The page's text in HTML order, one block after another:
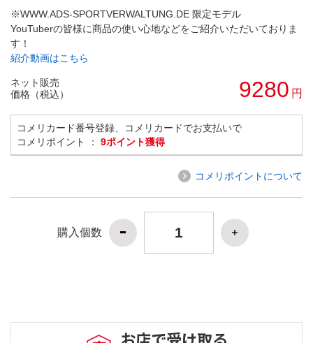
※WWW.ADS-SPORTVERWALTUNG.DE 限定モデル
YouTuberの皆様に商品の使い心地などをご紹介いただいておりま
す！
紹介動画はこちら
ネット販売
価格（税込）
9280 円
コメリカード番号登録、コメリカードでお支払いで
コメリポイント ： 9ポイント獲得
コメリポイントについて
購入個数